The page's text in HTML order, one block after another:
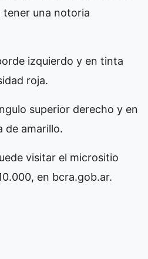
tener una notoria
izquierdo y en tinta
roja.
superior derecho y en
de amarillo.
visitar el micrositio
en bcra.gob.ar.